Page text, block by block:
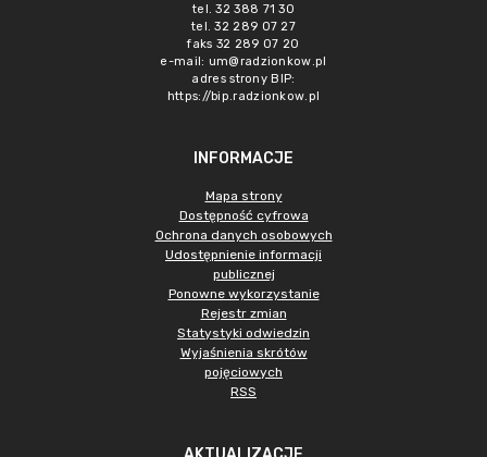
tel. 32 388 71 30
tel. 32 289 07 27
faks 32 289 07 20
e-mail: um@radzionkow.pl
adres strony BIP:
https://bip.radzionkow.pl
INFORMACJE
Mapa strony
Dostępność cyfrowa
Ochrona danych osobowych
Udostępnienie informacji
publicznej
Ponowne wykorzystanie
Rejestr zmian
Statystyki odwiedzin
Wyjaśnienia skrótów
pojęciowych
RSS